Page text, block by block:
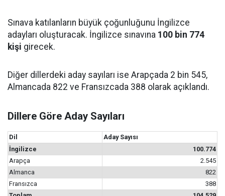
Sınava katılanların büyük çoğunluğunu İngilizce
adayları oluşturacak. İngilizce sınavına 100 bin 774
kişi girecek.
Diğer dillerdeki aday sayıları ise Arapçada 2 bin 545,
Almancada 822 ve Fransızcada 388 olarak açıklandı.
Dillere Göre Aday Sayıları
Dil
Aday Sayısı
İngilizce
100.774
Arapça
2.545
Almanca
822
Fransızca
388